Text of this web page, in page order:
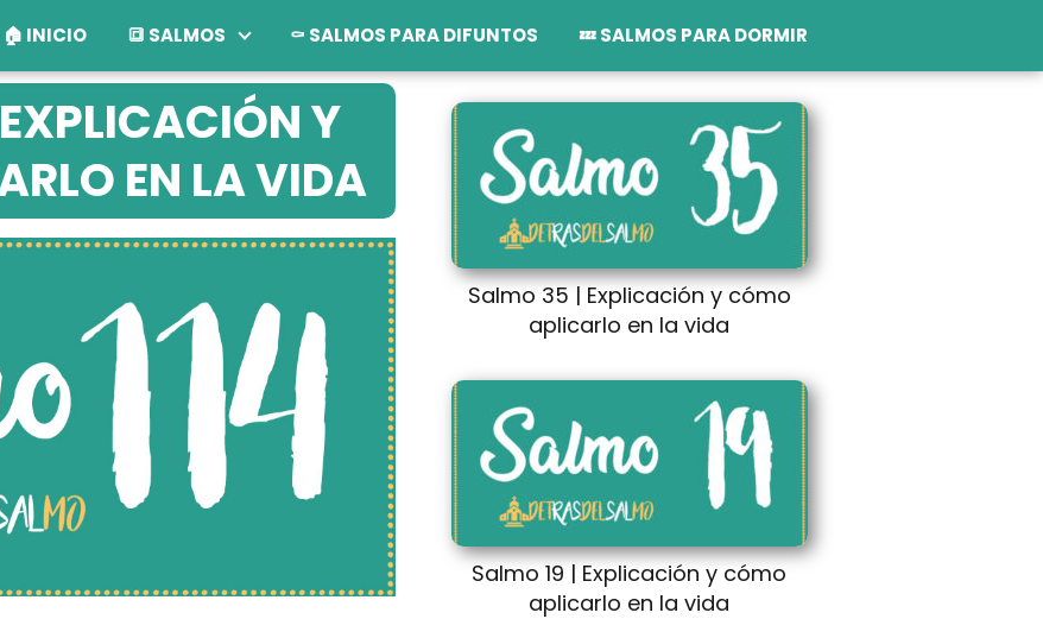
🏠 INICIO 🔳 SALMOS ⚰️ SALMOS PARA DIFUNTOS 💤 SALMOS PARA DORMIR
Y
EN LA VIDA
Salmo 35 | Explicación y cómo
aplicarlo en la vida
Salmo 19 | Explicación y cómo
aplicarlo en la vida